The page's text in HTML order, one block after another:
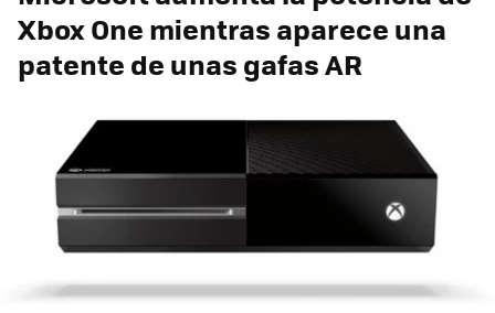
Xbox One mientras aparece una
patente de unas gafas AR